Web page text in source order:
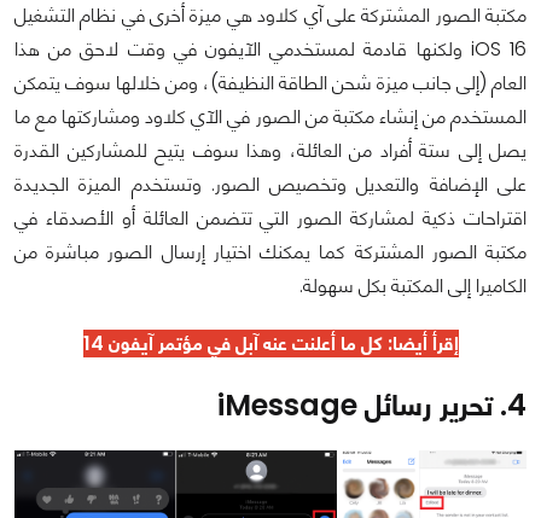
مكتبة الصور المشتركة على آي كلاود هي ميزة أخرى في نظام التشغيل
iOS 16 ولكنها قادمة لمستخدمي الآيفون في وقت لاحق من هذا
العام (إلى جانب ميزة شحن الطاقة النظيفة)، ومن خلالها سوف يتمكن
المستخدم من إنشاء مكتبة من الصور في الآي كلاود ومشاركتها مع ما
يصل إلى ستة أفراد من العائلة، وهذا سوف يتيح للمشاركين القدرة
على الإضافة والتعديل وتخصيص الصور. وتستخدم الميزة الجديدة
اقتراحات ذكية لمشاركة الصور التي تتضمن العائلة أو الأصدقاء في
مكتبة الصور المشتركة كما يمكنك اختيار إرسال الصور مباشرة من
الكاميرا إلى المكتبة بكل سهولة.
إقرأ أيضا:كل ما أعلنت عنه آبل في مؤتمر آيفون 14
4. تحرير رسائل iMessage